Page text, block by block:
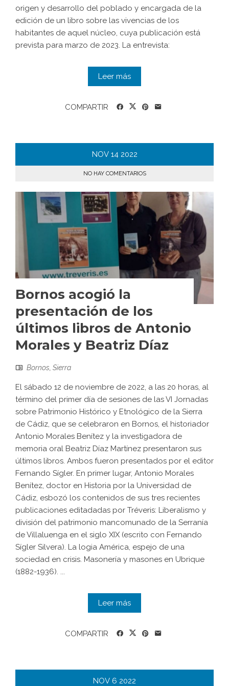
origen y desarrollo del poblado y encargada de la
edición de un libro sobre las vivencias de los
habitantes de aquel núcleo, cuya publicación está
prevista para marzo de 2023. La entrevista:
Leer más
COMPARTIR
NOV 14 2022
NO HAY COMENTARIOS
Bornos acogió la
presentación de los
últimos libros de Antonio
Morales y Beatriz Díaz
Bornos Sierra
El sábado 12 de noviembre de 2022, a las 20 horas, al
término del primer día de sesiones de las VI Jornadas
sobre Patrimonio Histórico y Etnológico de la Sierra
de Cádiz, que se celebraron en Bornos, el historiador
Antonio Morales Benítez y la investigadora de
memoria oral Beatriz Díaz Martínez presentaron sus
últimos libros. Ambos fueron presentados por el editor
Fernando Sígler. En primer lugar, Antonio Morales
Benítez, doctor en Historia por la Universidad de
Cádiz, esbozó los contenidos de sus tres recientes
publicaciones editadadas por Tréveris: Liberalismo y
división del patrimonio mancomunado de la Serranía
de Villaluenga en el siglo XIX (escrito con Fernando
Sígler Silvera). La logia América, espejo de una
sociedad en crisis. Masonería y masones en Ubrique
(1882-1936). ...
Leer más
COMPARTIR
NOV 6 2022